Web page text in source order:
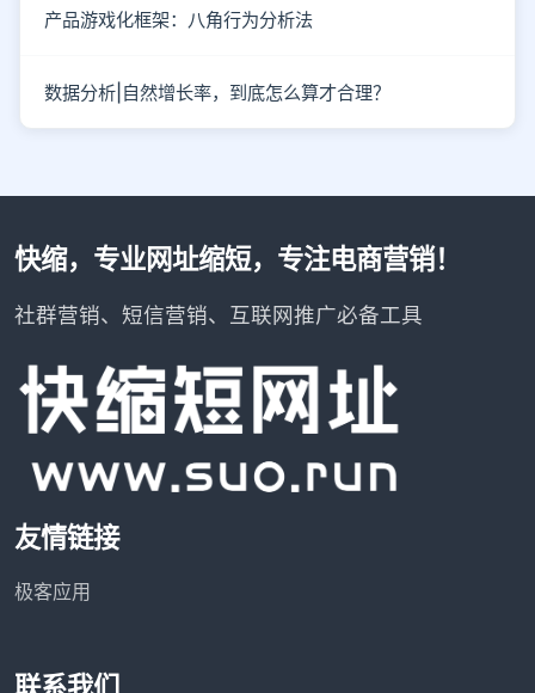
产品游戏化框架：八角行为分析法
数据分析|自然增长率，到底怎么算才合理？
快缩，专业网址缩短，专注电商营销！
社群营销、短信营销、互联网推广必备工具
友情链接
极客应用